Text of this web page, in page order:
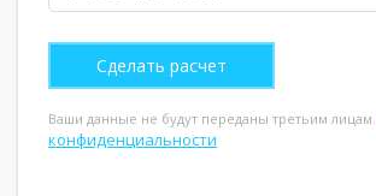
Ваши данные не будут переданы третьим лицам.
конфиденциальности